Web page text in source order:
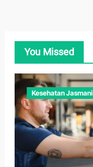
You Missed
Kesehatan Jasmani